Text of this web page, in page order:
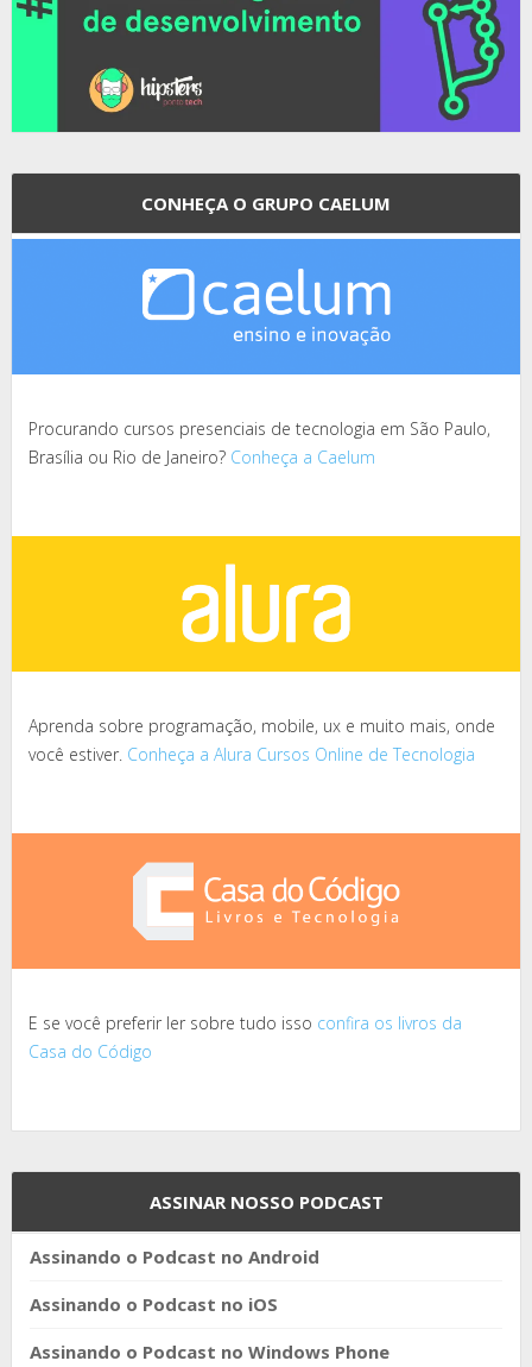
CONHEÇA O GRUPO CAELUM
Procurando cursos presenciais de tecnologia em São Paulo,
Brasília ou Rio de Janeiro? Conheça a Caelum
Aprenda sobre programação, mobile, ux e muito mais, onde
você estiver. Conheça a Alura Cursos Online de Tecnologia
E se você preferir ler sobre tudo isso confira os livros da
Casa do Código
ASSINAR NOSSO PODCAST
Assinando o Podcast no Android
Assinando o Podcast no iOS
Assinando o Podcast no Windows Phone